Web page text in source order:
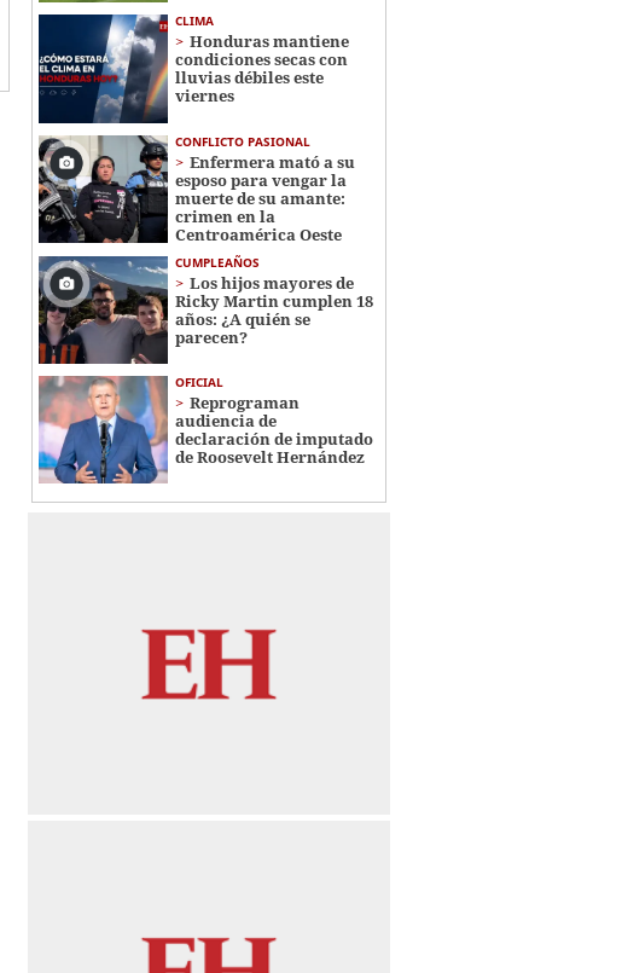
CLIMA
Honduras mantiene
condiciones secas con
lluvias débiles este
viernes
CONFLICTO PASIONAL
Enfermera mató a su
esposo para vengar la
muerte de su amante:
crimen en la
Centroamérica Oeste
CUMPLEAÑOS
Los hijos mayores de
Ricky Martin cumplen 18
años: ¿A quién se
parecen?
OFICIAL
Reprograman
audiencia de
declaración de imputado
de Roosevelt Hernández